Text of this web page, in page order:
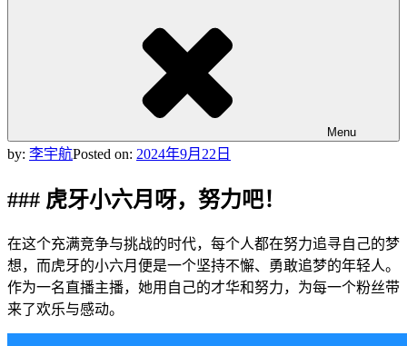
Menu
by: 李宇航Posted on: 2024年9月22日
### 虎牙小六月呀，努力吧！
在这个充满竞争与挑战的时代，每个人都在努力追寻自己的梦
想，而虎牙的小六月便是一个坚持不懈、勇敢追梦的年轻人。
作为一名直播主播，她用自己的才华和努力，为每一个粉丝带
来了欢乐与感动。